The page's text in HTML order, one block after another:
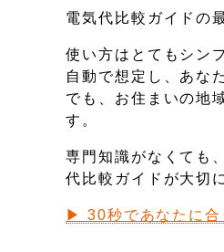
電気代比較ガイドの
使い方はとてもシン
自動で想定し、あな
でも、お住まいの地
す。
専門知識がなくても
代比較ガイドが大切
▶ 30秒であなたに合